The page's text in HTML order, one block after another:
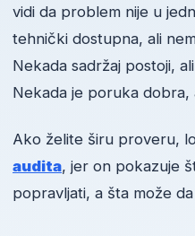
vidi da problem nije u
tehnički dostupna, ali
Nekada sadržaj postoji,
Nekada je poruka dobra,
Ako želite širu proveru,
audita, jer on pokazuje
popravljati, a šta može